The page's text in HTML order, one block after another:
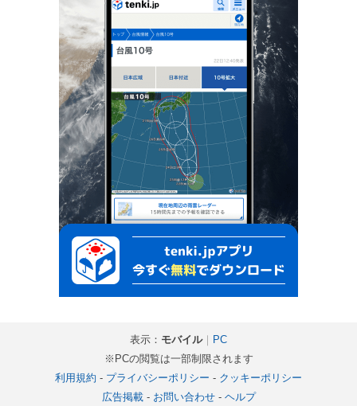
表示： モバイル｜ PC
※PCの閲覧は一部制限されます
利用規約 - プライバシーポリシー - クッキーポリシー
広告掲載- お問い合わせ- ヘルプ